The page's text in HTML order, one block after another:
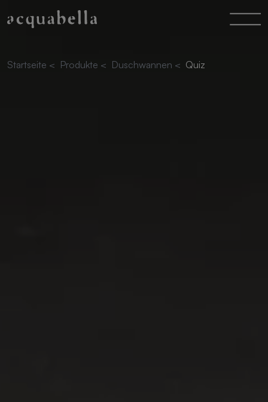
Startseite < Produkte < Duschwannen < Quiz